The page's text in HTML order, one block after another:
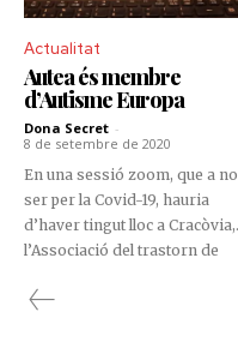
Actualitat
Autea és membre
d’Autisme Europa
Dona Secret -
8 de setembre de 2020
En una sessió zoom, que a no
ser per la Covid-19, hauria
d’haver tingut lloc a Cracòvia,
l’Associació del trastorn de
d’Andorra (AUTEA), és des del